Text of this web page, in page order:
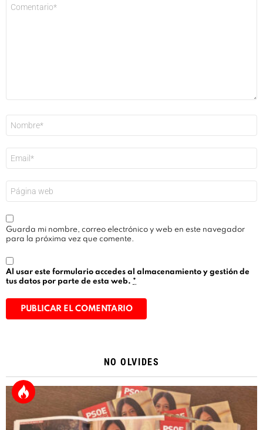
electrónico
*
Guarda mi nombre, correo electrónico y web en este navegador
para la próxima vez que comente.
Al usar este formulario accedes al almacenamiento y gestión de
tus datos por parte de esta web. *
NO OLVIDES